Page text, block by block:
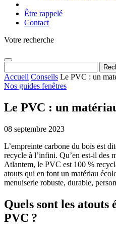
Être rappelé
Contact
Votre recherche
Accueil Conseils Le PVC : un
Nos guides fenêtres
Le PVC : un
08 septembre 2023
L’empreinte carbone du bois est
recycle à l’infini. Qu’en est-il des
Atlantem, le PVC est 100 %
atouts qui en font un matériau
menuiserie robuste, durable,
Quels sont les atouts
PVC ?